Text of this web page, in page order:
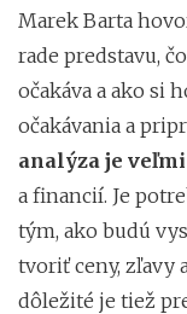
Marek Barta
rade predstavu,
očakáva a ako si
očakávania a
analýza je
a financií. Je
tým, ako budú
tvoriť ceny, zľavy
dôležité je tiež